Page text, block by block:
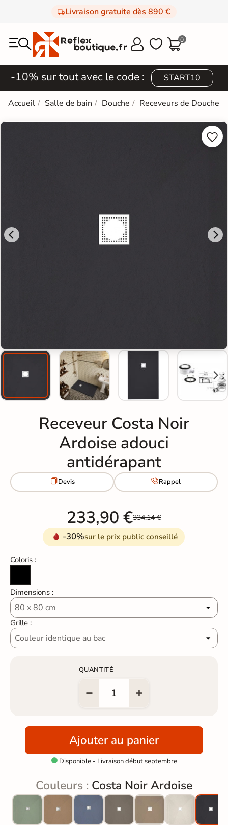
Livraison gratuite dès 890 €
  0
-10% sur tout avec le code : START10
Accueil Salle de bain Douche Receveurs de Douche


Receveur Costa Noir
Ardoise adouci
antidérapant
Devis Rappel
233,90 €334,14 €
-30%sur le prix public conseillé
Coloris :
Noir
Dimensions :
Grille :
QUANTITÉ
Ajouter au panier
Disponible - Livraison début septembre
Couleurs : Costa Noir Ardoise